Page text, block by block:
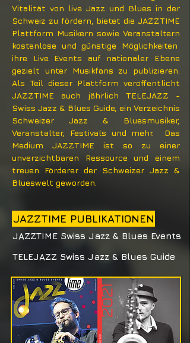
Vitalität von live Jazz und Blues in der
Schweiz zu fördern, bietet die JAZZTIME
Plattform Musikern sowie Veranstaltern
kostenlose und günstige Möglichkeiten
ihre Live Events auf nationaler Ebene
gezielt unter Musikfans zu publizieren.
Als Teil dieser Plattform veröffentlicht
JAZZTIME auch jährlich TELEJAZZ -
Swiss Jazz & Blues Guide, ein Verzeichnis
Schweizer Jazz & Bluesmusiker,
Veranstalter, Festivals und mehr. Das
Medium JAZZTIME ist so zu einer
unverzichtbaren Ressource und einem
treuen Förderer der Schweizer Jazz &
Blueswelt geworden.
JAZZTIME PUBLIKATIONEN
JAZZTIME Swiss Jazz & Blues Events
TELEJAZZ Swiss Jazz & Blues Guide